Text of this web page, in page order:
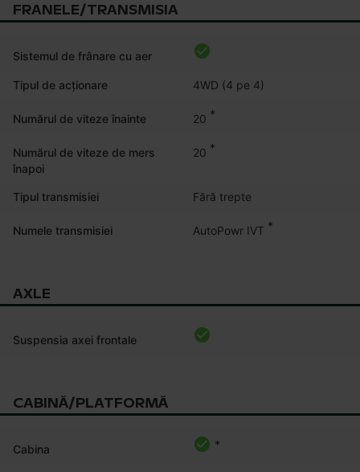
FRANELE/TRANSMISIA
Sistemul de frânare cu aer
Tipul de acționare 4WD (4 pe 4)
Numărul de viteze înainte 20 *
Numărul de viteze de mers
înapoi
20 *
Tipul transmisiei Fără trepte
Numele transmisiei AutoPowr IVT *
AXLE
Suspensia axei frontale
CABINĂ/PLATFORMĂ
Cabina *